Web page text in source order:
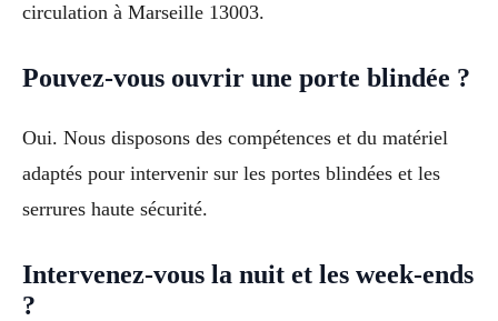
circulation à Marseille 13003.
Pouvez-vous ouvrir une porte blindée ?
Oui. Nous disposons des compétences et du matériel
adaptés pour intervenir sur les portes blindées et les
serrures haute sécurité.
Intervenez-vous la nuit et les week-ends
?